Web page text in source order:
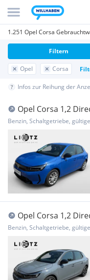
1.251 Opel Corsa
Opel Corsa
Filtern
Infos zur Reihung der
Opel Corsa 1,2
Corsa...
Benzin, Schaltgetriebe,
Opel Corsa 1,2
Corsa GS
Benzin, Schaltgetriebe,